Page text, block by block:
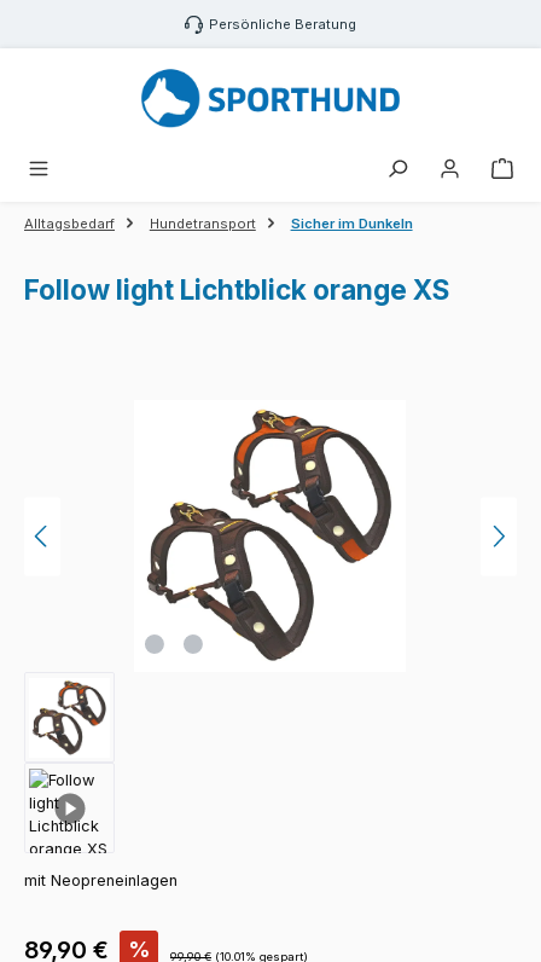
Zum Hauptinhalt springen Persönliche Beratung
Alltagsbedarf Hundetransport Sicher im Dunkeln
Follow light Lichtblick orange XS
mit Neopreneinlagen
Verkaufspreis:
89,90 € % Regulärer Preis:
99,90 € (10.01% gespart)